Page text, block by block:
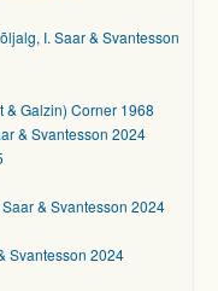
I. Saar & Svantesson
Galzin) Corner 1968
& Svantesson 2024
& Svantesson 2024
Svantesson 2024